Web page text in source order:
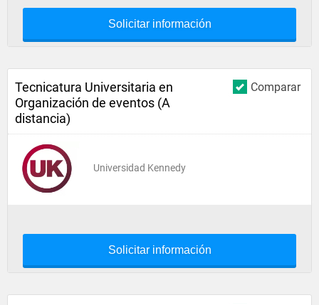
Solicitar información
Comparar
Tecnicatura Universitaria en
Organización de eventos (A
distancia)
Universidad Kennedy
Solicitar información